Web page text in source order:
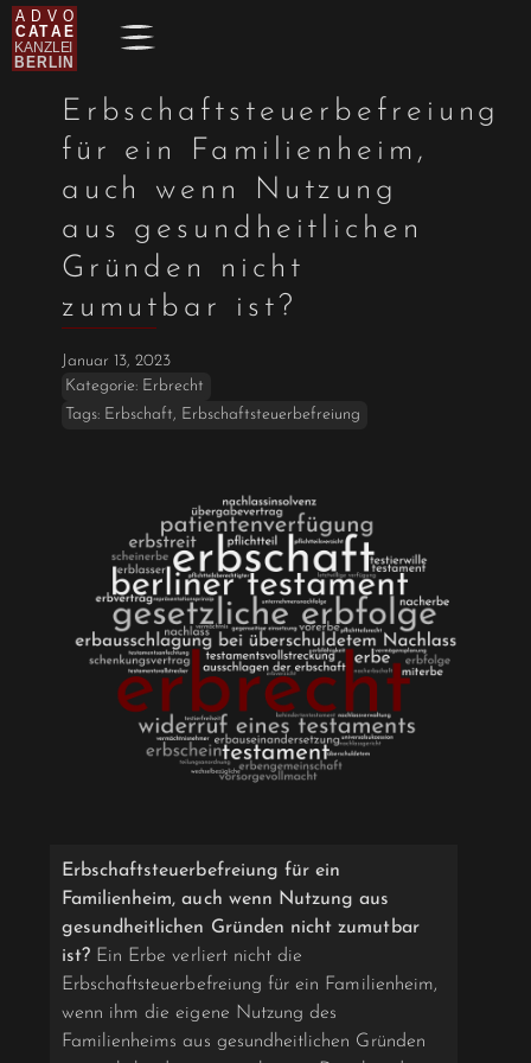
Erbschaftsteuerbefreiung
für ein Familienheim,
auch wenn Nutzung
aus gesundheitlichen
Gründen nicht
zumutbar ist?
Januar 13, 2023
Kategorie: Erbrecht
Tags: Erbschaft, Erbschaftsteuerbefreiung
Erbschaftsteuerbefreiung für ein
Familienheim, auch wenn Nutzung aus
gesundheitlichen Gründen nicht zumutbar
ist?Ein Erbe verliert nicht die
Erbschaftsteuerbefreiung für ein Familienheim,
wenn ihm die eigene Nutzung des
Familienheims aus gesundheitlichen Gründen